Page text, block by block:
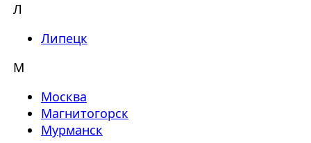
Л
Липецк
М
Москва
Магнитогорск
Мурманск